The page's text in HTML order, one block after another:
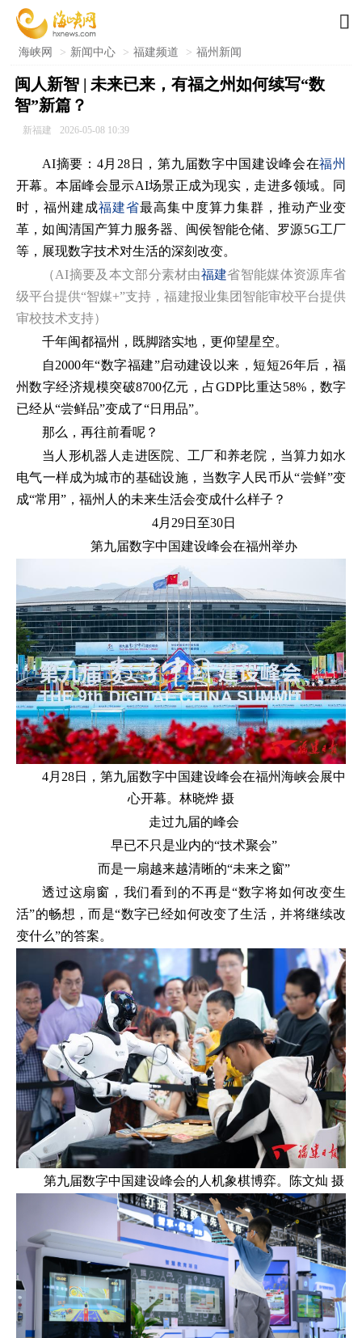

海峡网 > 新闻中心 > 福建频道 > 福州新闻
闽人新智 | 未来已来，有福之州如何续写“数
智”新篇？
新福建 2026-05-08 10:39
AI摘要：4月28日，第九届数字中国建设峰会在福州
开幕。本届峰会显示AI场景正成为现实，走进多领域。同
时，福州建成福建省最高集中度算力集群，推动产业变
革，如闽清国产算力服务器、闽侯智能仓储、罗源5G工厂
等，展现数字技术对生活的深刻改变。
（AI摘要及本文部分素材由福建省智能媒体资源库省
级平台提供“智媒+”支持，福建报业集团智能审校平台提供
审校技术支持）
千年闽都福州，既脚踏实地，更仰望星空。
自2000年“数字福建”启动建设以来，短短26年后，福
州数字经济规模突破8700亿元，占GDP比重达58%，数字
已经从“尝鲜品”变成了“日用品”。
那么，再往前看呢？
当人形机器人走进医院、工厂和养老院，当算力如水
电气一样成为城市的基础设施，当数字人民币从“尝鲜”变
成“常用”，福州人的未来生活会变成什么样子？
4月29日至30日
第九届数字中国建设峰会在福州举办
4月28日，第九届数字中国建设峰会在福州海峡会展中
心开幕。林晓烨 摄
走过九届的峰会
早已不只是业内的“技术聚会”
而是一扇越来越清晰的“未来之窗”
透过这扇窗，我们看到的不再是“数字将如何改变生
活”的畅想，而是“数字已经如何改变了生活，并将继续改
变什么”的答案。
第九届数字中国建设峰会的人机象棋博弈。陈文灿 摄